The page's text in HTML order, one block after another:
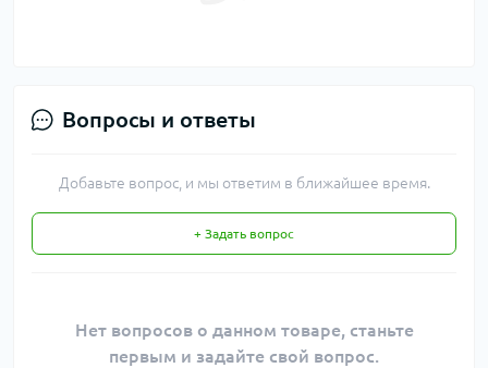
Вопросы и ответы
Добавьте вопрос, и мы ответим в ближайшее время.
+ Задать вопрос
Нет вопросов о данном товаре, станьте
первым и задайте свой вопрос.